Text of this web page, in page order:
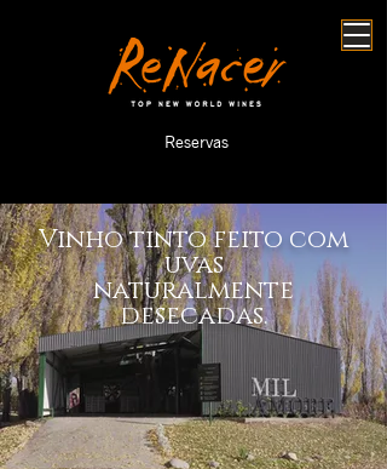
Reservas
Vinho tinto feito com
uvas
naturalmente
desecadas.